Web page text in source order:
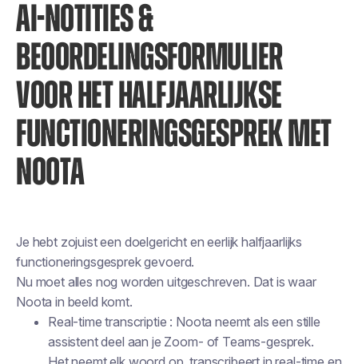
AI-NOTITIES &
BEOORDELINGSFORMULIER
VOOR HET HALFJAARLIJKSE
FUNCTIONERINGSGESPREK MET
NOOTA
Je hebt zojuist een doelgericht en eerlijk halfjaarlijks
functioneringsgesprek gevoerd.
Nu moet alles nog worden uitgeschreven. Dat is waar
Noota in beeld komt.
Real-time transcriptie : Noota neemt als een stille
assistent deel aan je Zoom- of Teams-gesprek.